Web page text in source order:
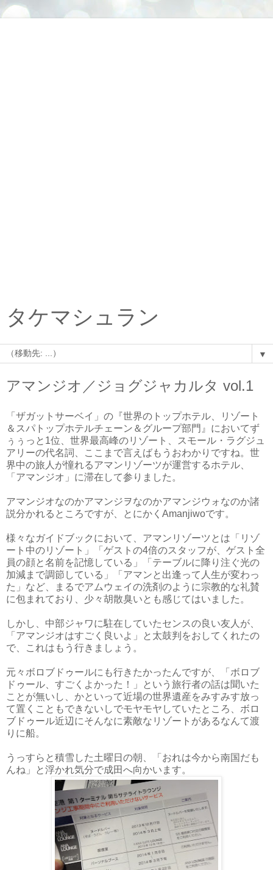
タケマシュラン
▼
アマンジオ／ジョグジャカルタ vol.1
「ザガットサーベイ」の『世界のトップホテル、リゾート
＆スパトップホテルチェーン＆グループ部門』においてず
ぅぅっと1位、世界最高峰のリゾート、スモール・ラグジュ
アリーの代名詞、ここまで言えばもうおわかりですね。世
界中の旅人が憧れるアマンリゾーツが運営するホテル、
「アマンジオ」に滞在して参りました。
アマンジオなのかアマンジヲなのかアマンジウォなのか諸
説分かれるところですが、とにかくAmanjiwoです。
様々なガイドブックにおいて、アマンリゾーツとは「リゾ
ート中のリゾート」「ゲストの4倍のスタッフが、ゲスト全
員の顔と名前を記憶している」「テーブルに降り注ぐ光の
加減まで調節している」「アマンと出逢って人生が変わっ
た」など、まるでアムウェイの洗剤のように宗教的な礼賛
に包まれており、少々胡散臭いとも感じてはいました。
しかし、中部ジャワに駐在していたセンスの良い友人が、
「アマンジオはすごく良いよ」と太鼓判をおしてくれたの
で、これはもう行きましょう。
元々ボロブドゥールにも行きたかったんですが、「ボロブ
ドゥール、すごくよかった！」という旅行者の話は聞いた
ことが無いし、かといって近場の世界遺産をみすみす放っ
て置くこともできないしでモヤモヤしていたところ、ボロ
ブドゥール近辺にそんなに素敵なリゾートがあるなんて渡
りに船。
うっすらと積雪した土曜日の朝、「おれは今から南国だも
んね」と浮かれ気分で成田へ向かいます。